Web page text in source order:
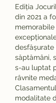
Ediția
din 2021 a
desfășurate
săptămâni,
s-au luptat
râvnite
modalitate